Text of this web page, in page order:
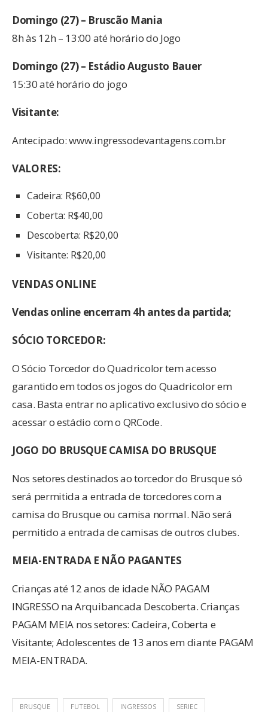
Domingo (27) – Bruscão Mania
8h às 12h – 13:00 até horário do Jogo
Domingo (27) – Estádio Augusto Bauer
15:30 até horário do jogo
Visitante:
Antecipado: www.ingressodevantagens.com.br
VALORES:
Cadeira: R$60,00
Coberta: R$40,00
Descoberta: R$20,00
Visitante: R$20,00
VENDAS ONLINE
Vendas online encerram 4h antes da partida;
SÓCIO TORCEDOR:
O Sócio Torcedor do Quadricolor tem acesso
garantido em todos os jogos do Quadricolor em
casa. Basta entrar no aplicativo exclusivo do sócio e
acessar o estádio com o QRCode.
JOGO DO BRUSQUE CAMISA DO BRUSQUE
Nos setores destinados ao torcedor do Brusque só
será permitida a entrada de torcedores com a
camisa do Brusque ou camisa normal. Não será
permitido a entrada de camisas de outros clubes.
MEIA-ENTRADA E NÃO PAGANTES
Crianças até 12 anos de idade NÃO PAGAM
INGRESSO na Arquibancada Descoberta. Crianças
PAGAM MEIA nos setores: Cadeira, Coberta e
Visitante; Adolescentes de 13 anos em diante PAGAM
MEIA-ENTRADA.
BRUSQUE FUTEBOL INGRESSOS SERIEC